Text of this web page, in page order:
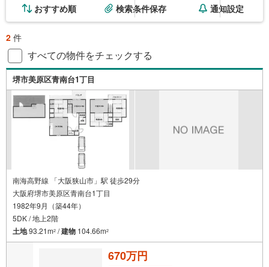
おすすめ順 検索条件保存 通知設定
2 件
すべての物件をチェックする
堺市美原区青南台1丁目
南海高野線 「大阪狭山市」駅 徒歩29分
大阪府堺市美原区青南台1丁目
1982年9月（築44年）
5DK / 地上2階
土地93.21m2 /建物 104.66m2
670万円